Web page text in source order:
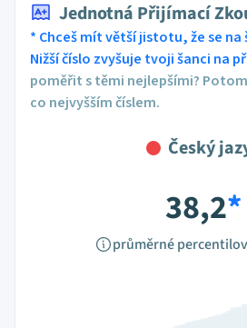
Jednotná Přijímací
* Chceš mít větší jistotu, že se na
Nižší číslo zvyšuje tvoji šanci na
poměřit s těmi nejlepšími?
co nejvyšším číslem.
Český
38,2*
průměrné